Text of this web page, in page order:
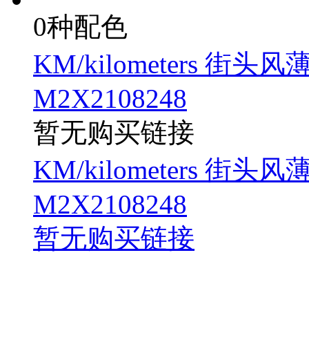
0种配色
KM/kilometers 街头风
M2X2108248
暂无购买链接
KM/kilometers 街头风
M2X2108248
暂无购买链接